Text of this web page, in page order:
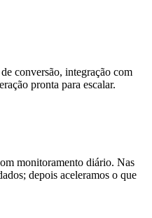
conversão, integração com
pronta para escalar.
monitoramento diário. Nas
depois aceleramos o que